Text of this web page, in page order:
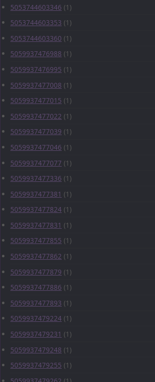
5053744603346 (1)
5053744603353 (1)
5053744603360 (1)
5059937476988 (1)
5059937476995 (1)
5059937477008 (1)
5059937477015 (1)
5059937477022 (1)
5059937477039 (1)
5059937477046 (1)
5059937477077 (1)
5059937477336 (1)
5059937477381 (1)
5059937477824 (1)
5059937477831 (1)
5059937477855 (1)
5059937477862 (1)
5059937477879 (1)
5059937477886 (1)
5059937477893 (1)
5059937479224 (1)
5059937479231 (1)
5059937479248 (1)
5059937479255 (1)